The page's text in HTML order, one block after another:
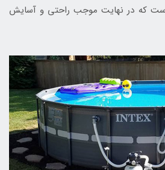
که در نهایت موجب راحتی و آسایش